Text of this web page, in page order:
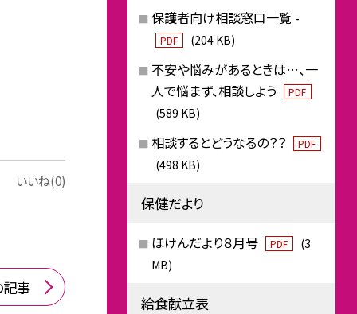
いいね(0)
事
保護者向け相談窓口一覧 -
PDF (204 KB)
不安や悩みがあるときは…、一
人で悩まず、相談しよう
PDF
(589 KB)
相談するとどうなるの？？ PDF
(498 KB)
保健だより
ほけんだより８月号 PDF
(3
MB)
給食献立表